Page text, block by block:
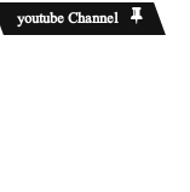
youtube Channel